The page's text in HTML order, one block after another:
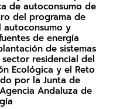
de autoconsumo de
del programa de
autoconsumo y
de energía
de sistemas
residencial del
Ecológica y el Reto
por la Junta de
Andaluza de